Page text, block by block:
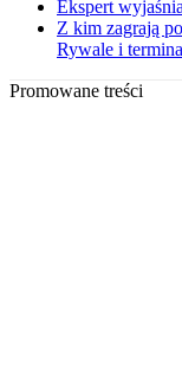
Ekspert
Z kim zagrają
Rywale i
Promowane treści